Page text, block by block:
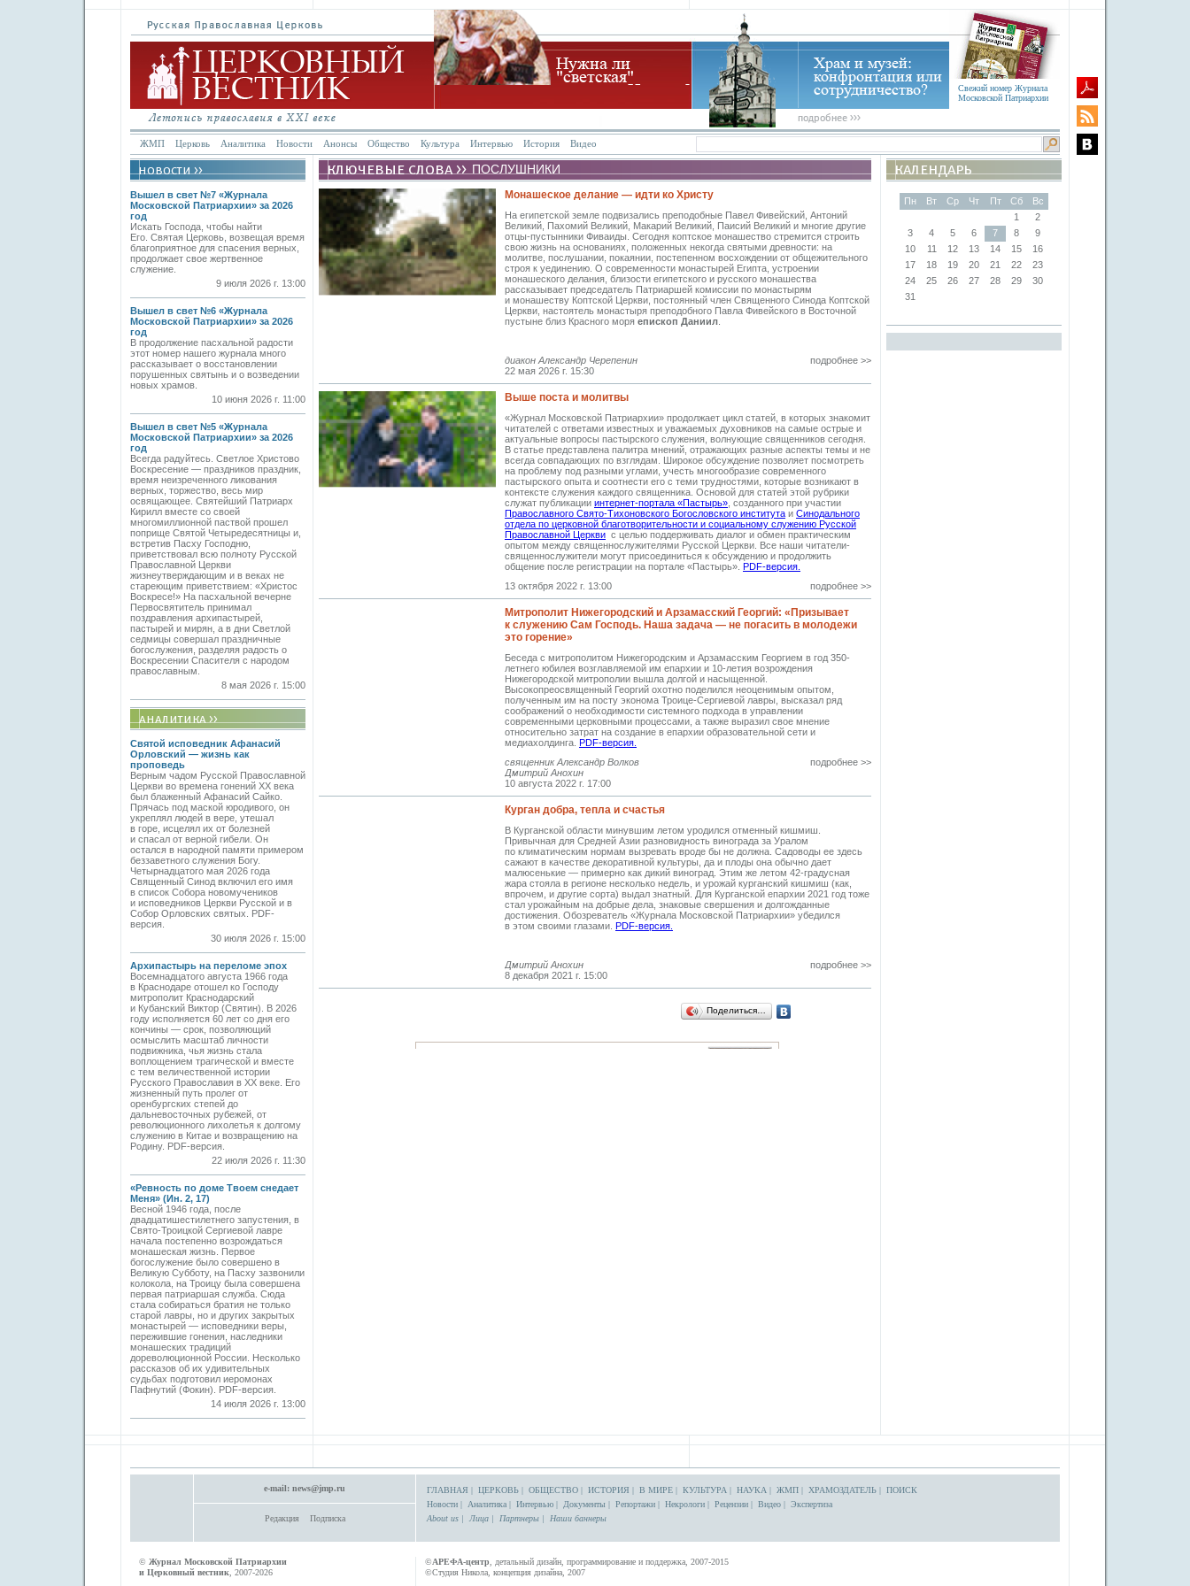
Свежий номер Журнала
Московской Патриархии
ЖМП Церковь Аналитика Новости Анонсы Общество Культура Интервью История Видео
Вышел в свет №7 «Журнала
Московской Патриархии» за 2026
год
Искать Господа, чтобы найти
Его. Святая Церковь, возвещая время
благоприятное для спасения верных,
продолжает свое жертвенное
служение.
9 июля 2026 г. 13:00
Вышел в свет №6 «Журнала
Московской Патриархии» за 2026
год
В продолжение пасхальной радости
этот номер нашего журнала много
рассказывает о восстановлении
порушенных святынь и о возведении
новых храмов.
10 июня 2026 г. 11:00
Вышел в свет №5 «Журнала
Московской Патриархии» за 2026
год
Всегда радуйтесь. Светлое Христово
Воскресение — праздников праздник,
время неизреченного ликования
верных, торжество, весь мир
освящающее. Святейший Патриарх
Кирилл вместе со своей
многомиллионной паствой прошел
поприще Святой Четыредесятницы и,
встретив Пасху Господню,
приветствовал всю полноту Русской
Православной Церкви
жизнеутверждающим и в веках не
стареющим приветствием: «Христос
Воскресе!» На пасхальной вечерне
Первосвятитель принимал
поздравления архипастырей,
пастырей и мирян, а в дни Светлой
седмицы совершал праздничные
богослужения, разделяя радость о
Воскресении Спасителя с народом
православным.
8 мая 2026 г. 15:00
Святой исповедник Афанасий
Орловский — жизнь как
проповедь
Верным чадом Русской Православной
Церкви во времена гонений XX века
был блаженный Афанасий Сайко.
Прячась под маской юродивого, он
укреплял людей в вере, утешал
в горе, исцелял их от болезней
и спасал от верной гибели. Он
остался в народной памяти примером
беззаветного служения Богу.
Четырнадцатого мая 2026 года
Священный Синод включил его имя
в список Собора новомучеников
и исповедников Церкви Русской и в
Собор Орловских святых. PDF-
версия.
30 июля 2026 г. 15:00
Архипастырь на переломе эпох
Восемнадцатого августа 1966 года
в Краснодаре отошел ко Господу
митрополит Краснодарский
и Кубанский Виктор (Святин). В 2026
году исполняется 60 лет со дня его
кончины — срок, позволяющий
осмыслить масштаб личности
подвижника, чья жизнь стала
воплощением трагической и вместе
с тем величественной истории
Русского Православия в XX веке. Его
жизненный путь пролег от
оренбургских степей до
дальневосточных рубежей, от
революционного лихолетья к долгому
служению в Китае и возвращению на
Родину. PDF-версия.
22 июля 2026 г. 11:30
«Ревность по доме Твоем снедает
Меня» (Ин. 2, 17)
Весной 1946 года, после
двадцатишестилетнего запустения, в
Свято-­Троицкой Сергиевой лавре
начала постепенно возрождаться
монашеская жизнь. Первое
богослужение было совершено в
Великую Субботу, на Пасху зазвонили
колокола, на Троицу была совершена
первая патриаршая служба. Сюда
стала собираться братия не только
старой лавры, но и других закрытых
монастырей — исповедники веры,
пережившие гонения, наследники
монашеских традиций
дореволюционной России. Несколько
рассказов об их удивительных
судьбах подготовил иеромонах
Пафнутий (Фокин). PDF-версия.
14 июля 2026 г. 13:00
ПОСЛУШНИКИ
Монашеское делание — идти ко Христу
На египетской земле подвизались преподобные Павел Фивейский, Антоний
Великий, Пахомий Великий, Макарий Великий, Паисий Великий и многие другие
отцы-пустынники Фиваиды. Сегодня коптское монашество стремится строить
свою жизнь на основаниях, положенных некогда святыми древности: на
молитве, послушании, покаянии, постепенном восхождении от общежительного
строя к уединению. О современности монастырей Египта, устроении
монашеского делания, близости египетского и русского монашества
рассказывает председатель Патриаршей комиссии по монастырям
и монашеству Коптской Церкви, постоянный член Священного Синода Коптской
Церкви, настоятель монастыря преподобного Павла Фивейского в Восточной
пустыне близ Красного моря епископ Даниил
диакон Александр Черепенин
22 мая 2026 г. 15:30
подробнее >>
Выше поста и молитвы
«Журнал Московской Патриархии» продолжает цикл статей, в которых знакомит
читателей с ответами известных и уважаемых духовников на самые острые и
актуальные вопросы пастырского служения, волнующие священников сегодня.
В статье представлена палитра мнений, отражающих разные аспекты темы и не
всегда совпадающих по взглядам. Широкое обсуждение позволяет посмотреть
на проблему под разными углами, учесть многообразие современного
пастырского опыта и соотнести его с теми трудностями, которые возникают в
контексте служения каждого священника. Основой для статей этой рубрики
служат публикации интернет-портала «Пастырь» , созданного при участии
Православного Свято-Тихоновского Богословского института и Синодального
отдела по церковной благотворительности и социальному служению Русской
Православной Церкви с целью поддерживать диалог и обмен практическим
опытом между священнослужителями Русской Церкви. Все наши читатели-
священнослужители могут присоединиться к обсуждению и продолжить
общение после регистрации на портале «Пастырь». PDF-версия.
13 октября 2022 г. 13:00
подробнее >>
Митрополит Нижегородский и Арзамасский Георгий: «Призывает
к служению Сам Господь. Наша задача — не погасить в молодежи
это горение»
Беседа с митрополитом Нижегородским и Арзамасским Георгием в год 350-
летнего юбилея возглавляемой им епархии и 10-летия возрождения
Нижегородской митрополии вышла долгой и насыщенной.
Высокопреосвященный Георгий охотно поделился неоценимым опытом,
полученным им на посту эконома Троице-Сергиевой лавры, высказал ряд
соображений о необходимости системного подхода в управлении
современными церковными процессами, а также выразил свое мнение
относительно затрат на создание в епархии образовательной сети и
медиахолдинга. PDF-версия.
священник Александр Волков
Дмитрий Анохин
10 августа 2022 г. 17:00
подробнее >>
Курган добра, тепла и счастья
В Курганской области минувшим летом уродился отменный кишмиш.
Привычная для Средней Азии разновидность винограда за Уралом
по климатическим нормам вызревать вроде бы не должна. Садоводы ее здесь
сажают в качестве декоративной культуры, да и плоды она обычно дает
малюсенькие — примерно как дикий виноград. Этим же летом 42-градусная
жара стояла в регионе несколько недель, и урожай курганский кишмиш (как,
впрочем, и другие сорта) выдал знатный. Для Курганской епархии 2021 год тоже
стал урожайным на добрые дела, знаковые свершения и долгожданные
достижения. Обозреватель «Журнала Московской Патриархии» убедился
в этом своими глазами. PDF-версия.
Дмитрий Анохин
8 декабря 2021 г. 15:00
подробнее >>
Поделиться…
Пн Вт Ср Чт Пт Сб
Вс
1
2
3
4 5 6 7 8
9
10
11 12 13 14 15
16
17
18 19 20 21 22
23
24
25 26 27 28 29
30
31
e-mail: news@jmp.ru
Редакция Подписка
ГЛАВНАЯ | ЦЕРКОВЬ | ОБЩЕСТВО | ИСТОРИЯ | В МИРЕ | КУЛЬТУРА | НАУКА | ЖМП | ХРАМОЗДАТЕЛЬ | ПОИСК
Новости | Аналитика | Интервью | Документы | Репортажи | Некрологи | Рецензии | Видео | Экспертиза
About us | Лица | Партнеры | Наши баннеры
© Журнал Московской Патриархии
и Церковный вестник , 2007-2026
©АРЕФА-центр , детальный дизайн, программирование и поддержка, 2007-2015
©Студия Никола, концепция дизайна, 2007